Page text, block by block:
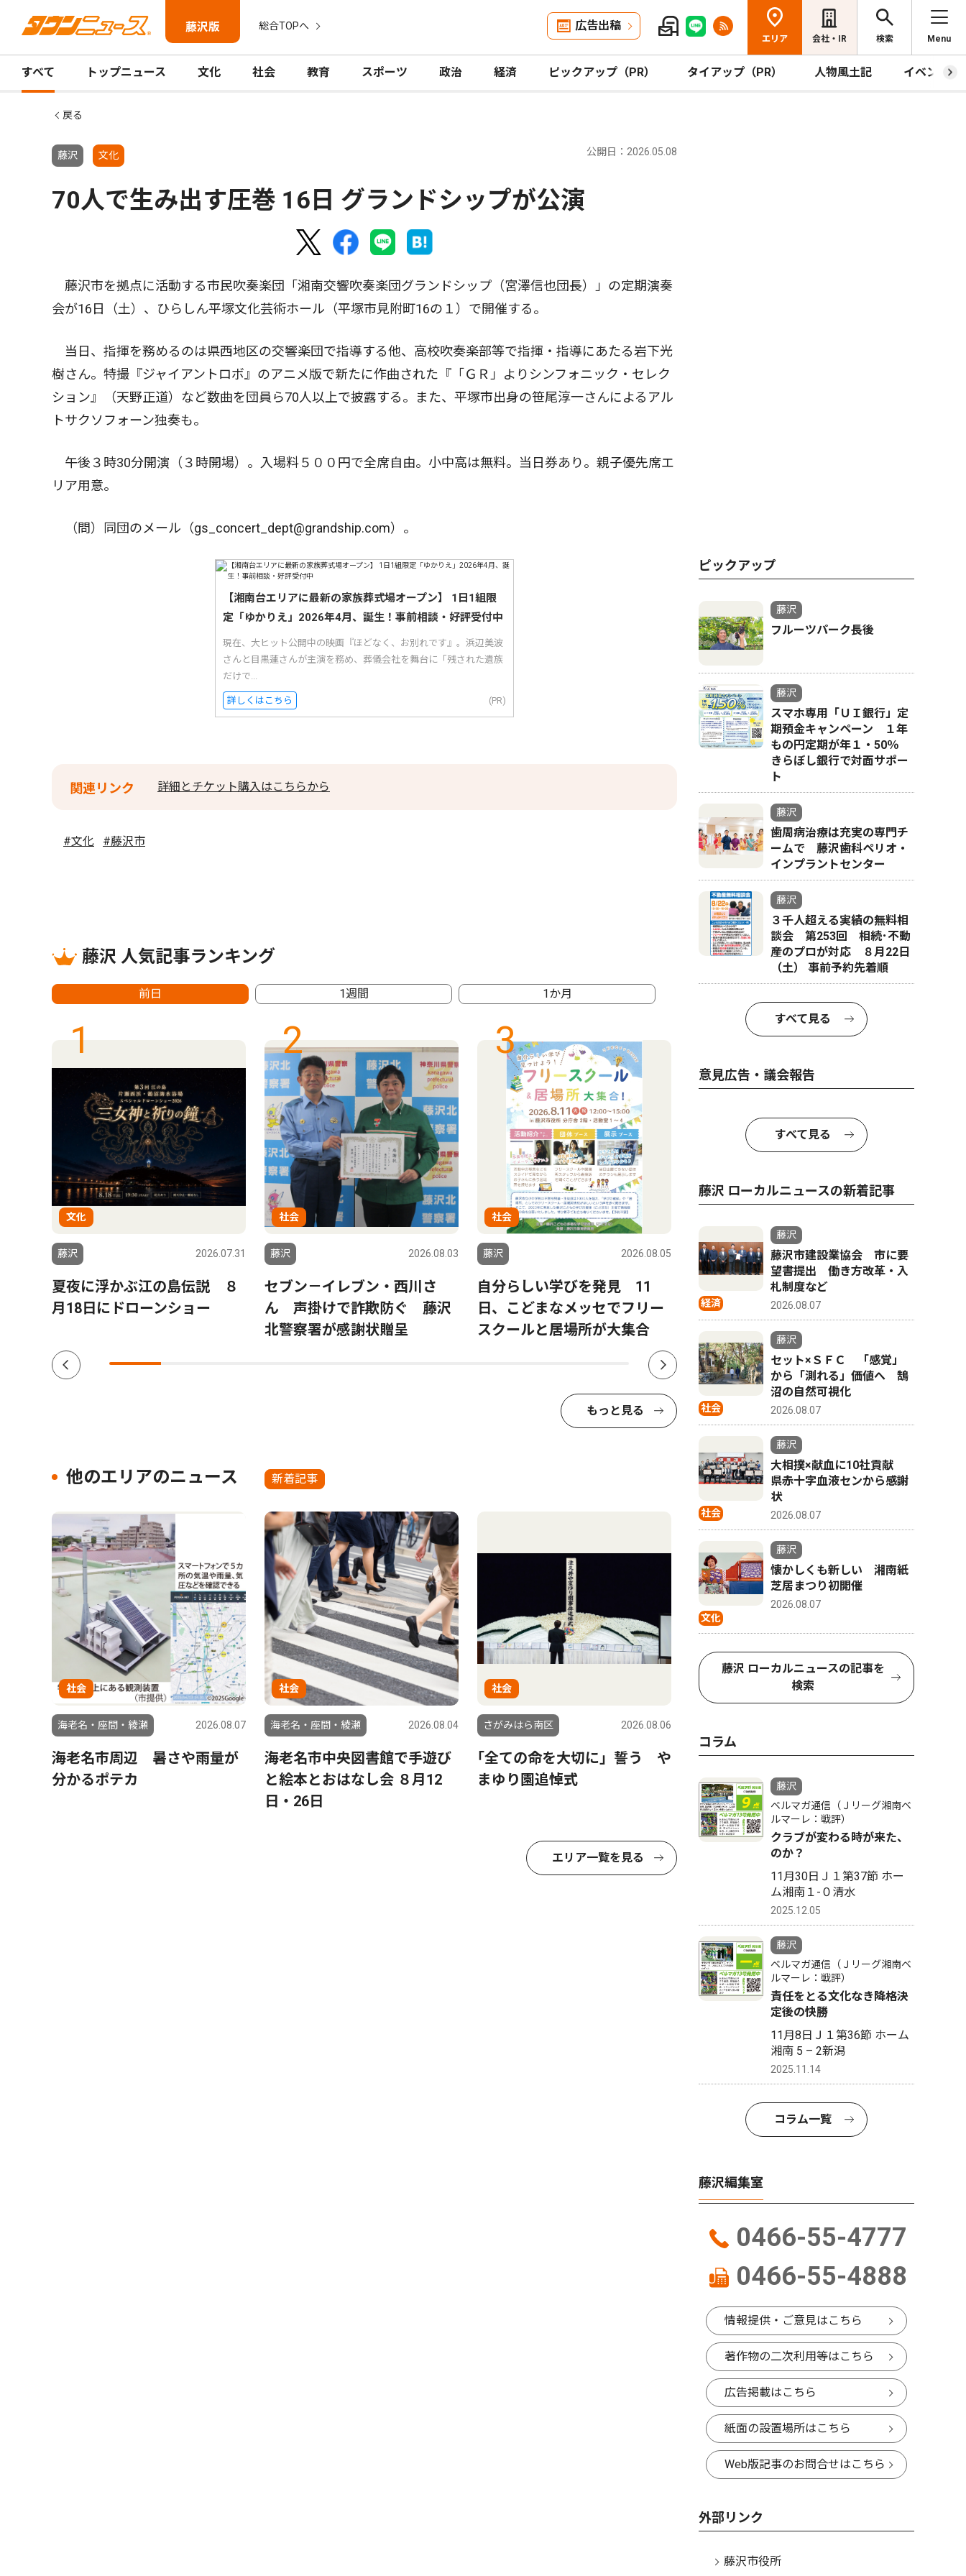
藤沢版 総合TOPへ 広告出稿
エリア 会社・IR 検索 Menu
すべて トップニュース 文化 社会 教育 スポーツ 政治 経済 ピックアップ（PR） タイアップ（PR） 人物風土記 イベント
戻る
藤沢 文化 公開日：2026.05.08
70人で生み出す圧巻 16日 グランドシップが公演
藤沢市を拠点に活動する市民吹奏楽団「湘南交響吹奏楽団グランドシップ（宮澤信也団長）」の定期演奏
会が16日（土）、ひらしん平塚文化芸術ホール（平塚市見附町16の１）で開催する。
当日、指揮を務めるのは県西地区の交響楽団で指導する他、高校吹奏楽部等で指揮・指導にあたる岩下光
樹さん。特撮『ジャイアントロボ』のアニメ版で新たに作曲された『「ＧＲ」よりシンフォニック・セレク
ション』（天野正道）など数曲を団員ら70人以上で披露する。また、平塚市出身の笹尾淳一さんによるアル
トサクソフォーン独奏も。
午後３時30分開演（３時開場）。入場料５００円で全席自由。小中高は無料。当日券あり。親子優先席エ
リア用意。
（問）同団のメール（gs_concert_dept@grandship.com）。
【湘南台エリアに最新の家族葬式場オープン】 1日1組限
定「ゆかりえ」2026年4月、誕生！事前相談・好評受付中
現在、大ヒット公開中の映画『ほどなく、お別れです』。浜辺美波
さんと目黒蓮さんが主演を務め、葬儀会社を舞台に「残された遺族
だけで...
詳しくはこちら (PR)
関連リンク 詳細とチケット購入はこちらから
#文化 #藤沢市
藤沢 人気記事ランキング
前日 1週間 1か月
1
文化
藤沢 2026.07.31
夏夜に浮かぶ江の島伝説 ８
月18日にドローンショー
2
社会
藤沢 2026.08.03
セブン－イレブン・西川さ
ん 声掛けで詐欺防ぐ 藤沢
北警察署が感謝状贈呈
3
社会
藤沢 2026.08.05
自分らしい学びを発見 11
日、こどまなメッセでフリー
スクールと居場所が大集合
藤沢 2026.07.29
発酵食品と盆踊り ８月５日
江の島で祭り
もっと見る
他のエリアのニュース 新着記事
社会
海老名・座間・綾瀬 2026.08.07
海老名市周辺 暑さや雨量が
分かるポテカ
社会
海老名・座間・綾瀬 2026.08.04
海老名市中央図書館で手遊び
と絵本とおはなし会 ８月12
日・26日
社会
さがみはら南区 2026.08.06
｢全ての命を大切に」誓う や
まゆり園追悼式
エリア一覧を見る
ピックアップ
藤沢
フルーツパーク長後
藤沢
スマホ専用「ＵＩ銀行」定
期預金キャンペーン １年
もの円定期が年１・50％
きらぼし銀行で対面サポー
ト
藤沢
歯周病治療は充実の専門チ
ームで 藤沢歯科ペリオ・
インプラントセンター
藤沢
３千人超える実績の無料相
談会 第253回 相続･不動
産のプロが対応 ８月22日
（土） 事前予約先着順
すべて見る
意見広告・議会報告
すべて見る
藤沢 ローカルニュースの新着記事
経済
藤沢
藤沢市建設業協会 市に要
望書提出 働き方改革・入
札制度など
2026.08.07
社会
藤沢
セット×ＳＦＣ 「感覚」
から「測れる」価値へ 鵠
沼の自然可視化
2026.08.07
社会
藤沢
大相撲×献血に10社貢献
県赤十字血液センから感謝
状
2026.08.07
文化
藤沢
懐かしくも新しい 湘南紙
芝居まつり初開催
2026.08.07
藤沢 ローカルニュースの記事を
検索
コラム
藤沢
ベルマガ通信（Ｊリーグ湘南ベ
ルマーレ：戦評）
クラブが変わる時が来た、
のか？
11月30日Ｊ１第37節 ホー
ム湘南１-０清水
2025.12.05
藤沢
ベルマガ通信（Ｊリーグ湘南ベ
ルマーレ：戦評）
責任をとる文化なき降格決
定後の快勝
11月8日Ｊ１第36節 ホーム
湘南 5 – 2新潟
2025.11.14
コラム一覧
藤沢編集室
0466-55-4777
0466-55-4888
情報提供・ご意見はこちら
著作物の二次利用等はこちら
広告掲載はこちら
紙面の設置場所はこちら
Web版記事のお問合せはこちら
外部リンク
藤沢市役所